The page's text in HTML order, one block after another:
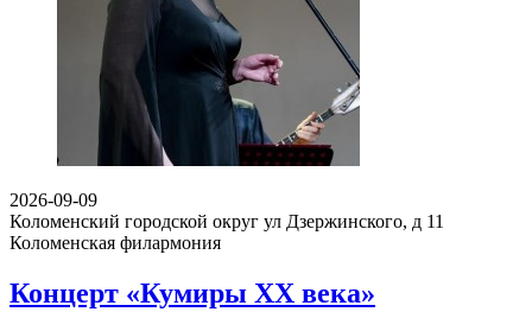
2026-09-09
Коломенский городской округ ул Дзержинского, д 11
Коломенская филармония
Концерт «Кумиры XX века»